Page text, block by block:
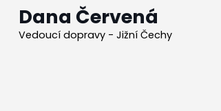
Dana Červená
Vedoucí dopravy - Jižní Čechy